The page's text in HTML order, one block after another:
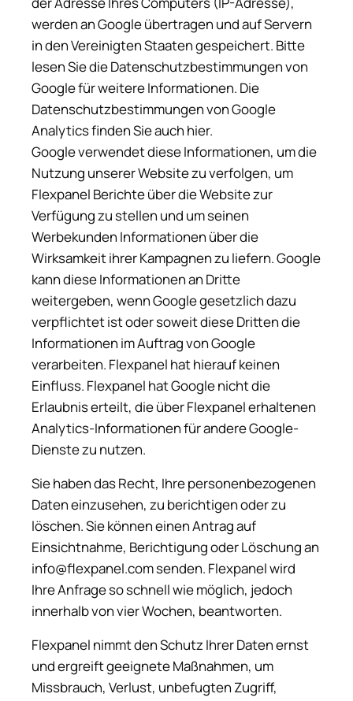
werden an Google übertragen und auf Servern
in den Vereinigten Staaten gespeichert. Bitte
lesen Sie die Datenschutzbestimmungen von
Google für weitere Informationen. Die
Datenschutzbestimmungen von Google
Analytics finden Sie auch hier.
Google verwendet diese Informationen, um die
Nutzung unserer Website zu verfolgen, um
Flexpanel Berichte über die Website zur
Verfügung zu stellen und um seinen
Werbekunden Informationen über die
Wirksamkeit ihrer Kampagnen zu liefern. Google
kann diese Informationen an Dritte
weitergeben, wenn Google gesetzlich dazu
verpflichtet ist oder soweit diese Dritten die
Informationen im Auftrag von Google
verarbeiten. Flexpanel hat hierauf keinen
Einfluss. Flexpanel hat Google nicht die
Erlaubnis erteilt, die über Flexpanel erhaltenen
Analytics-Informationen für andere Google-
Dienste zu nutzen.
Sie haben das Recht, Ihre personenbezogenen
Daten einzusehen, zu berichtigen oder zu
löschen. Sie können einen Antrag auf
Einsichtnahme, Berichtigung oder Löschung an
info@flexpanel.com senden. Flexpanel wird
Ihre Anfrage so schnell wie möglich, jedoch
innerhalb von vier Wochen, beantworten.
Flexpanel nimmt den Schutz Ihrer Daten ernst
und ergreift geeignete Maßnahmen, um
Missbrauch, Verlust, unbefugten Zugriff,